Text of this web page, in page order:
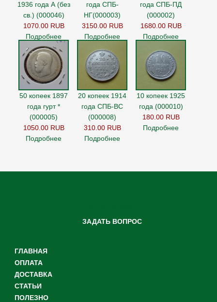
1936 года А (без
св.) (000046)
1070.00 RUB
Подробнее
года СПБ-
НГ(000003)
3150.00 RUB
Подробнее
года СПБ-ПД
(000002)
1680.00 RUB
Подробнее
50 копеек 1897
года гурт *
(000005)
1050.00 RUB
Подробнее
20 копеек 1914
года СПБ-ВС
(000008)
310.00 RUB
Подробнее
10 копеек 1925
года (000010)
180.00 RUB
Подробнее
ЗАДАТЬ ВОПРОС
ГЛАВНАЯ
ОПЛАТА
ДОСТАВКА
СТАТЬИ
ПОЛЕЗНО